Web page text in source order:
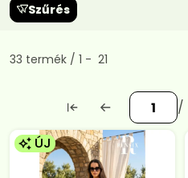
Szűrés
Összes termék a kategóriában
33 termék 1 21
ÚJ